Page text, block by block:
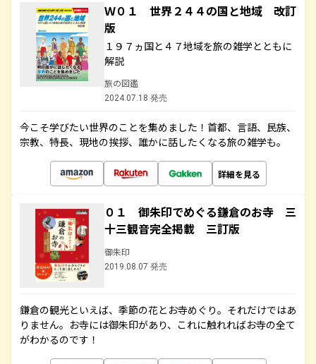
Ｗ０１ 世界２４４の国と地域 改訂
版
１９７ヵ国と４７地域を旅の雑学とともに
解説
旅の図鑑
2024.07.18 発売
今こそ学びたい世界のことを集めました！首都、言語、民族、
宗教、特長、現地の挨拶、誰かに話したくなる旅の雑学も。
詳細を見る
０１ 御朱印でめぐる鎌倉のお寺 三
十三観音完全掲載 三訂版
御朱印
2019.08.07 発売
鎌倉の観光といえば、季節の花とお寺めぐり。それだけではあ
りません。お寺には御朱印があり、これに触れればお寺の全て
がわかるのです！